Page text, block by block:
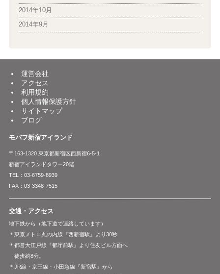
2014年10月
2014年9月
運営会社
アクセス
利用規約
個人情報保護方針
サイトマップ
ブログ
モバフ新宿アイランド
〒163-1320 東京都新宿区西新宿6-5-1
新宿アイランドタワー20階
TEL：03-6759-8939
FAX：03-3348-7515
交通・アクセス
地下鉄から（地下道で連絡しています）
＊東京メトロ丸の内線『西新宿駅』より30秒
＊都営大江戸線『都庁前駅』より住友ビル方面へ
徒歩約8分。
＊JR線・京王線・小田急線『新宿駅』から